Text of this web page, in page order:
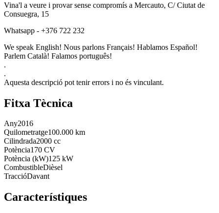
Vina'l a veure i provar sense compromís a Mercauto, C/ Ciutat de
Consuegra, 15
Whatsapp - +376 722 232
We speak English! Nous parlons Français! Hablamos Español!
Parlem Català! Falamos português!
.
.
Aquesta descripció pot tenir errors i no és vinculant.
Fitxa Tècnica
Any2016
Quilometratge100.000 km
Cilindrada2000 cc
Potència170 CV
Potència (kW)125 kW
CombustibleDièsel
TraccióDavant
Característiques